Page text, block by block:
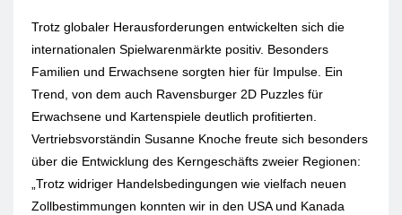
Trotz globaler Herausforderungen entwickelten sich die
internationalen Spielwarenmärkte positiv. Besonders
Familien und Erwachsene sorgten hier für Impulse. Ein
Trend, von dem auch Ravensburger 2D Puzzles für
Erwachsene und Kartenspiele deutlich profitierten.
Vertriebsvorständin Susanne Knoche freute sich besonders
über die Entwicklung des Kerngeschäfts zweier Regionen:
„Trotz widriger Handelsbedingungen wie vielfach neuen
Zollbestimmungen konnten wir in den USA und Kanada